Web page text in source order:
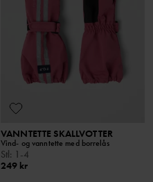
VANNTETTE SKALLVOTTER
Vind- og vanntette med borrelås
Stl: 1-4
249 kr